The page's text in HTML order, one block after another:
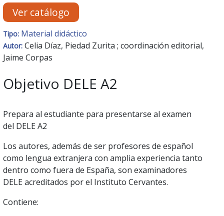
Ver catálogo
Tipo: Material didáctico
Autor: Celia Díaz, Piedad Zurita ; coordinación editorial,
Jaime Corpas
Objetivo DELE A2
Prepara al estudiante para presentarse al examen
del DELE A2
Los autores, además de ser profesores de español
como lengua extranjera con amplia experiencia tanto
dentro como fuera de España, son examinadores
DELE acreditados por el Instituto Cervantes.
Contiene: